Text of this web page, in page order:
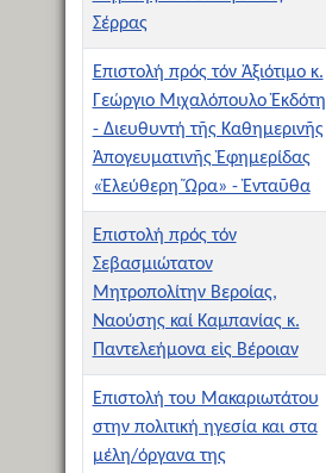
Σέρρας
Επιστολή πρός τόν Ἀξιότιμο κ.
Γεώργιο Μιχαλόπουλο Ἐκδότη
- Διευθυντή τῆς Καθημερινῆς
Ἀπογευματινῆς Ἐφημερίδας
«Ἐλεύθερη Ὥρα» - Ἐνταῦθα
Επιστολή πρός τόν
Σεβασμιώτατον
Μητροπολίτην Βεροίας,
Ναούσης καί Καμπανίας κ.
Παντελεήμονα εἰς Βέροιαν
Επιστολή του Μακαριωτάτου
στην πολιτική ηγεσία και στα
μέλη/όργανα της